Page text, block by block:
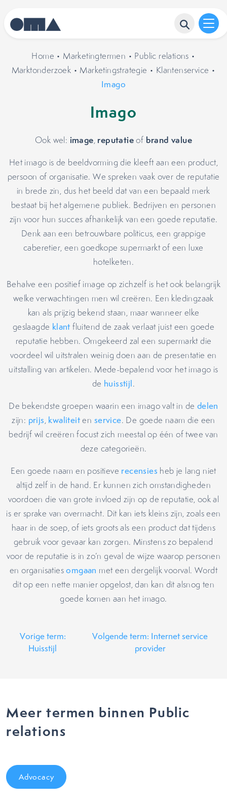
Home • Marketingtermen • Public relations •
Marktonderzoek • Marketingstrategie • Klantenservice •
Imago
Imago
Ook wel: image, reputatieof brand value
Het imago is de beeldvorming die kleeft aan een product,
persoon of organisatie. We spreken vaak over de reputatie
in brede zin, dus het beeld dat van een bepaald merk
bestaat bij het algemene publiek. Bedrijven en personen
zijn voor hun succes afhankelijk van een goede reputatie.
Denk aan een betrouwbare politicus, een grappige
caberetier, een goedkope supermarkt of een luxe
hotelketen.
Behalve een positief image op zichzelf is het ook belangrijk
welke verwachtingen men wil creëren. Een kledingzaak
kan als prijzig bekend staan, maar wanneer elke
geslaagde klant fluitend de zaak verlaat juist een goede
reputatie hebben. Omgekeerd zal een supermarkt die
voordeel wil uitstralen weinig doen aan de presentatie en
uitstalling van artikelen. Mede-bepalend voor het imago is
de huisstijl.
De bekendste groepen waarin een imago valt in de delen
zijn: prijs, kwaliteiten service. De goede naam die een
bedrijf wil creëren focust zich meestal op één of twee van
deze categorieën.
Een goede naam en positieve recensies heb je lang niet
altijd zelf in de hand. Er kunnen zich omstandigheden
voordoen die van grote invloed zijn op de reputatie, ook al
is er sprake van overmacht. Dit kan iets kleins zijn, zoals een
haar in de soep, of iets groots als een product dat tijdens
gebruik voor gevaar kan zorgen. Minstens zo bepalend
voor de reputatie is in zo’n geval de wijze waarop personen
en organisatiesomgaan met een dergelijk voorval. Wordt
dit op een nette manier opgelost, dan kan dit alsnog ten
goede komen aan het imago.
Vorige term:
Huisstijl
Volgende term: Internet service
provider
Meer termen binnen Public
relations
Advocacy